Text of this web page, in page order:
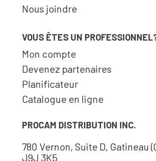
Nous joindre
VOUS ÊTES UN
Mon compte
Devenez partenaires
Planificateur
Catalogue en ligne
PROCAM DISTRIBUTION INC.
780 Vernon, Suite D, Gatineau
J9J 3K5